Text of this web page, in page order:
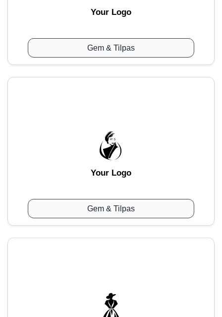
Your Logo
Gem & Tilpas
Your Logo
Gem & Tilpas